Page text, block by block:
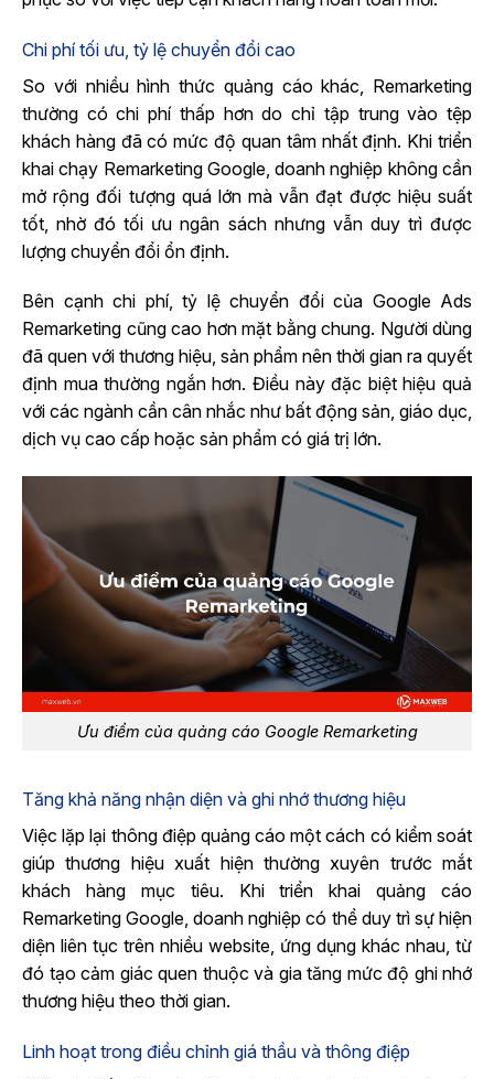
Chi phí tối ưu, tỷ lệ chuyển đổi cao
So với nhiều hình thức quảng cáo khác, Remarketing
thường có chi phí thấp hơn do chỉ tập trung vào tệp
khách hàng đã có mức độ quan tâm nhất định. Khi triển
khai chạy Remarketing Google, doanh nghiệp không cần
mở rộng đối tượng quá lớn mà vẫn đạt được hiệu suất
tốt, nhờ đó tối ưu ngân sách nhưng vẫn duy trì được
lượng chuyển đổi ổn định.
Bên cạnh chi phí, tỷ lệ chuyển đổi của Google Ads
Remarketing cũng cao hơn mặt bằng chung. Người dùng
đã quen với thương hiệu, sản phẩm nên thời gian ra quyết
định mua thường ngắn hơn. Điều này đặc biệt hiệu quả
với các ngành cần cân nhắc như bất động sản, giáo dục,
dịch vụ cao cấp hoặc sản phẩm có giá trị lớn.
Ưu điểm của quảng cáo Google Remarketing
Tăng khả năng nhận diện và ghi nhớ thương hiệu
Việc lặp lại thông điệp quảng cáo một cách có kiểm soát
giúp thương hiệu xuất hiện thường xuyên trước mắt
khách hàng mục tiêu. Khi triển khai quảng cáo
Remarketing Google, doanh nghiệp có thể duy trì sự hiện
diện liên tục trên nhiều website, ứng dụng khác nhau, từ
đó tạo cảm giác quen thuộc và gia tăng mức độ ghi nhớ
thương hiệu theo thời gian.
Linh hoạt trong điều chỉnh giá thầu và thông điệp